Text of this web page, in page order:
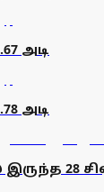
அடி
அடி
இருந்த 28